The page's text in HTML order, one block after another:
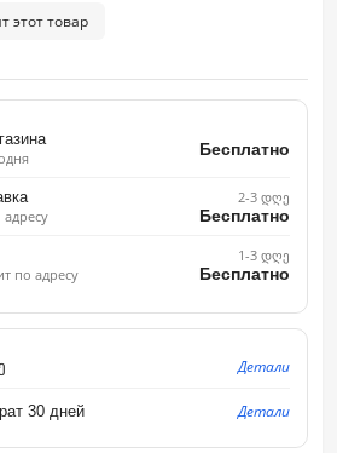
этот товар
Бесплатно
адресу
2-3 დღე
Бесплатно
по адресу
1-3 დღე
Бесплатно
Детали
30 дней Детали